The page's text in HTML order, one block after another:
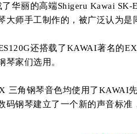
了华丽的高端Shigeru Kawai
大师手工制作的，被广泛认为是
还搭载了KAWAI著名的
琴家们选用。
三角钢琴音色均使用了KAWAI
码钢琴建立了一个新的声音标